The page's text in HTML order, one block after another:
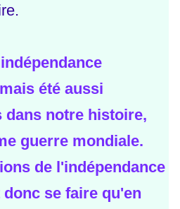
été aussi
dans notre histoire,
guerre mondiale.
de l'indépendance
se faire qu'en